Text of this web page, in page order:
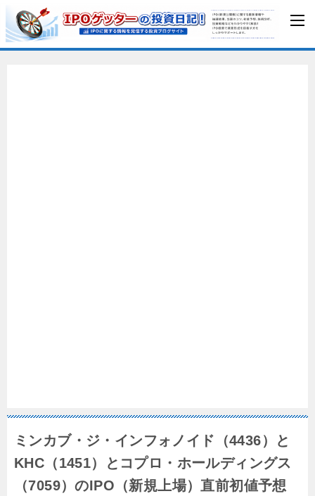
ミンカブ・ジ・インフォノイド（4436）と
KHC（1451）とコプロ・ホールディングス
（7059）のIPO（新規上場）直前初値予想